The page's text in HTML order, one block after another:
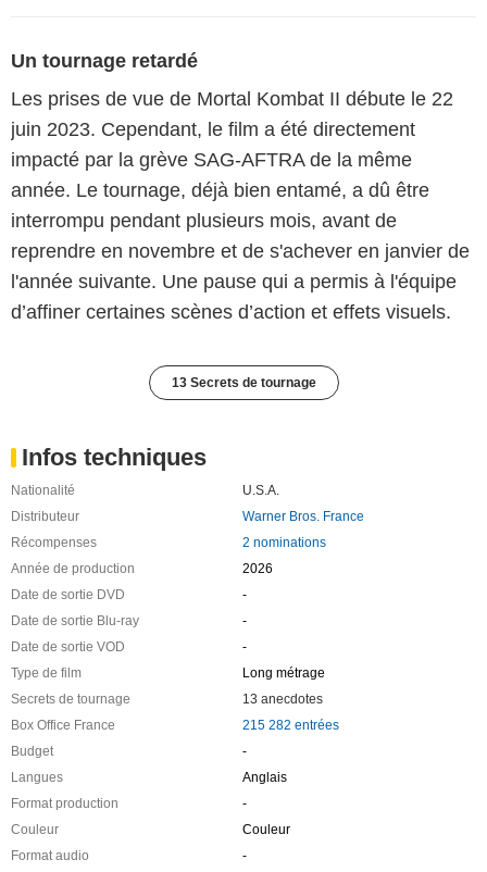
Un tournage retardé
Les prises de vue de Mortal Kombat II débute le 22
juin 2023. Cependant, le film a été directement
impacté par la grève SAG-AFTRA de la même
année. Le tournage, déjà bien entamé, a dû être
interrompu pendant plusieurs mois, avant de
reprendre en novembre et de s'achever en janvier de
l'année suivante. Une pause qui a permis à l'équipe
d’affiner certaines scènes d’action et effets visuels.
13 Secrets de tournage
Infos techniques
Nationalité
U.S.A.
Distributeur
Warner Bros. France
Récompenses
2 nominations
Année de production
2026
Date de sortie DVD
-
Date de sortie Blu-ray
-
Date de sortie VOD
-
Type de film
Long métrage
Secrets de tournage
13 anecdotes
Box Office France
215 282 entrées
Budget
-
Langues
Anglais
Format production
-
Couleur
Couleur
Format audio
-